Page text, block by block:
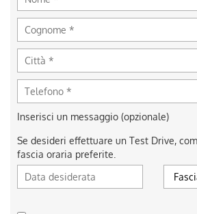
Inserisci un messaggio (opzionale)
Se desideri effettuare un Test Drive,
fascia oraria preferite.